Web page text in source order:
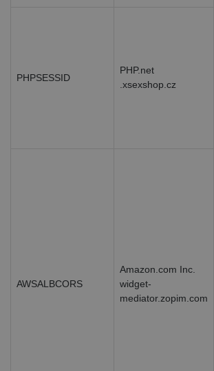
PHPSESSID
PHP.net
.xsexshop.cz
AWSALBCORS
Amazon.com Inc.
widget-
mediator.zopim.com